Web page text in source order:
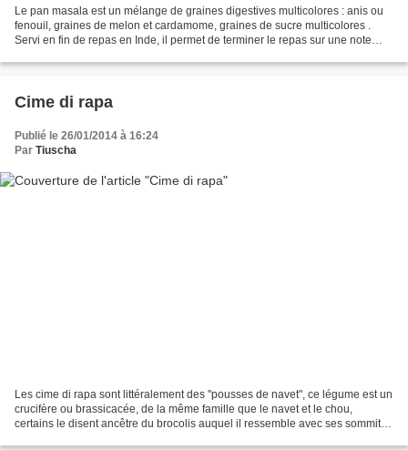
Le pan masala est un mélange de graines digestives multicolores : anis ou
fenouil, graines de melon et cardamome, graines de sucre multicolores .
Servi en fin de repas en Inde, il permet de terminer le repas sur une note
Cime di rapa
Publié le 26/01/2014 à 16:24
Par Tiuscha
Les cime di rapa sont littéralement des "pousses de navet", ce légume est un
crucifère ou brassicacée, de la même famille que le navet et le chou,
certains le disent ancêtre du brocolis auquel il ressemble avec ses sommités